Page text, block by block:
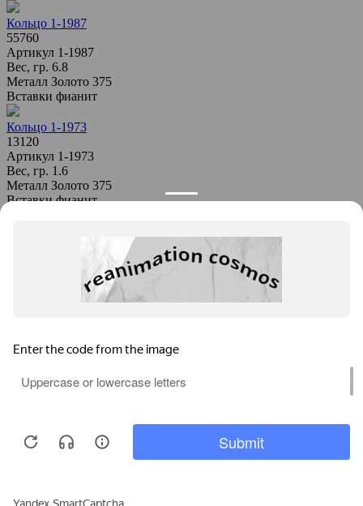
Кольцо 1-1987
55760
Артикул 1-1987
Вес, гр. 6.8
Металл Золото 375
Вставки фианит
Кольцо 1-1973
13120
Артикул 1-1973
Вес, гр. 1.6
Металл Золото 375
Вставки фианит
Золото 375
Политика конфиденциальности
Информация
Каталог
Браслеты Кольца Подвески
Заказать обратный звонок
Используем cookies для корректной работы сайта,